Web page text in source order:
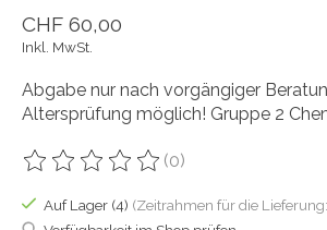
CHF 60,00
Inkl. MwSt.
Abgabe nur nach vorgängiger
Altersprüfung möglich! Gruppe 2
Die Bewertung dieses Produkts ist
(0)
Auf Lager (4) (Zeitrahmen für die